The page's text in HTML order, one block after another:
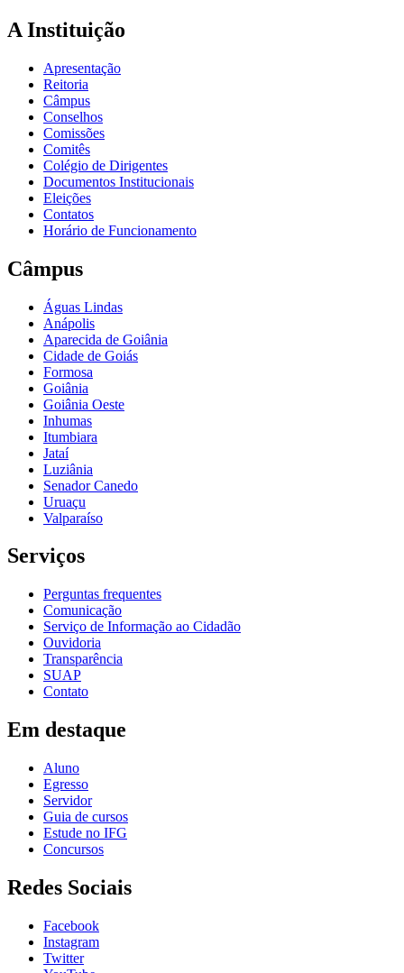
A Instituição
Apresentação
Reitoria
Câmpus
Conselhos
Comissões
Comitês
Colégio de Dirigentes
Documentos Institucionais
Eleições
Contatos
Horário de Funcionamento
Câmpus
Águas Lindas
Anápolis
Aparecida de Goiânia
Cidade de Goiás
Formosa
Goiânia
Goiânia Oeste
Inhumas
Itumbiara
Jataí
Luziânia
Senador Canedo
Uruaçu
Valparaíso
Serviços
Perguntas frequentes
Comunicação
Serviço de Informação ao Cidadão
Ouvidoria
Transparência
SUAP
Contato
Em destaque
Aluno
Egresso
Servidor
Guia de cursos
Estude no IFG
Concursos
Redes Sociais
Facebook
Instagram
Twitter